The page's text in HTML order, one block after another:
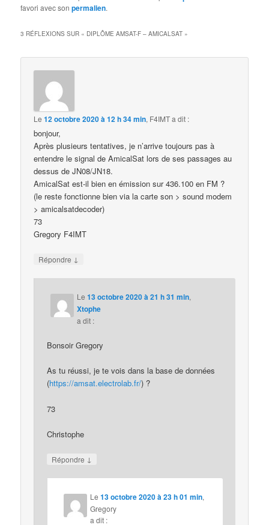
favori avec sonpermalien.
3 RÉFLEXIONS SUR « DIPLÔME AMSAT-F – AMICALSAT »
Le12 octobre 2020 à 12 h 34 min, F4IMTa dit :
bonjour,
Après plusieurs tentatives, je n’arrive toujours pas à
entendre le signal de AmicalSat lors de ses passages au
dessus de JN08/JN18.
AmicalSat est-il bien en émission sur 436.100 en FM ?
(le reste fonctionne bien via la carte son > sound modem
> amicalsatdecoder)
73
Gregory F4IMT
Répondre ↓
Le13 octobre 2020 à 21 h 31 min,
Xtophe
a dit :
Bonsoir Gregory
As tu réussi, je te vois dans la base de données
(https://amsat.electrolab.fr/) ?
73
Christophe
Répondre ↓
Le13 octobre 2020 à 23 h 01 min,
Gregory
a dit :